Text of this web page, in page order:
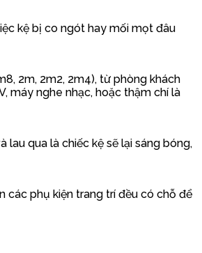
kệ bị co ngót hay mối mọt đâu
2m, 2m2, 2m4), từ phòng khách
máy nghe nhạc, hoặc thậm chí là
lau qua là chiếc kệ sẽ lại sáng bóng,
các phụ kiện trang trí đều có chỗ để